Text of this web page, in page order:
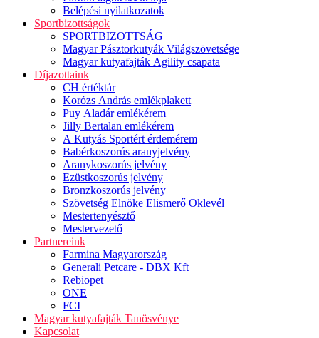
Belépési nyilatkozatok
Sportbizottságok
SPORTBIZOTTSÁG
Magyar Pásztorkutyák Világszövetsége
Magyar kutyafajták Agility csapata
Díjazottaink
CH értéktár
Korózs András emlékplakett
Puy Aladár emlékérem
Jilly Bertalan emlékérem
A Kutyás Sportért érdemérem
Babérkoszorús aranyjelvény
Aranykoszorús jelvény
Ezüstkoszorús jelvény
Bronzkoszorús jelvény
Szövetség Elnöke Elismerő Oklevél
Mestertenyésztő
Mestervezető
Partnereink
Farmina Magyarország
Generali Petcare - DBX Kft
Rebiopet
ONE
FCI
Magyar kutyafajták Tanösvénye
Kapcsolat